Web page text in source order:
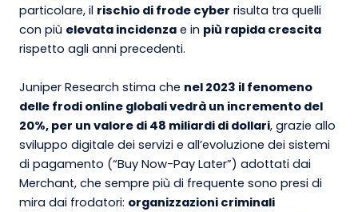
particolare, il rischio di frode cyber risulta tra quelli
con più elevata incidenza e in più rapida crescita
rispetto agli anni precedenti.
Juniper Research stima che nel 2023 il fenomeno
delle frodi online globali vedrà un incremento del
20%, per un valore di 48 miliardi di dollari, grazie allo
sviluppo digitale dei servizi e all’evoluzione dei sistemi
di pagamento (“Buy Now-Pay Later”) adottati dai
Merchant, che sempre più di frequente sono presi di
mira dai frodatori: organizzazioni criminali